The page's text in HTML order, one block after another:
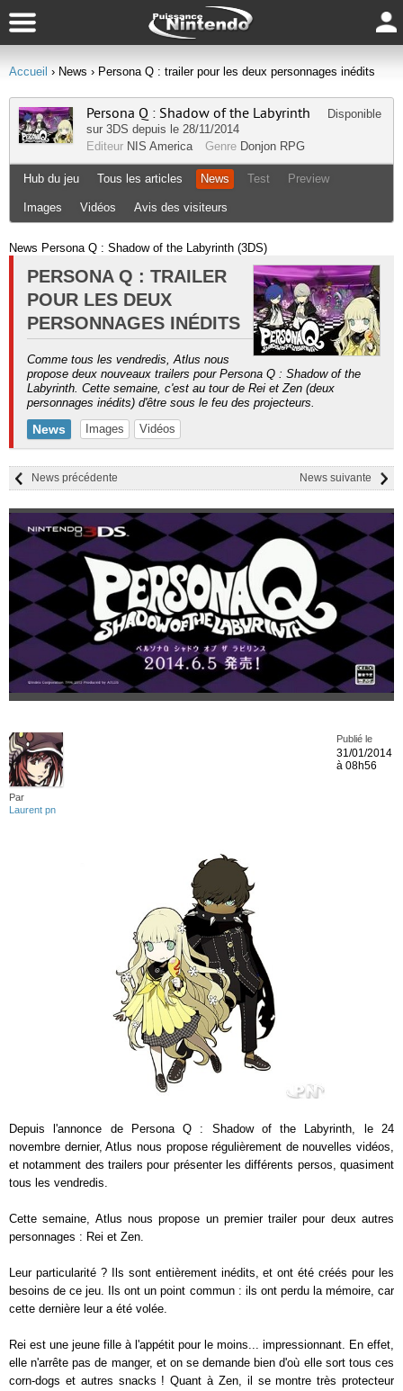
Accueil › News › Persona Q : trailer pour les deux personnages inédits
Persona Q : Shadow of the Labyrinth
Disponible
sur 3DS depuis le 28/11/2014
Editeur NIS America Genre Donjon RPG
Hub du jeu Tous les articles News Test Preview
Images Vidéos Avis des visiteurs
News Persona Q : Shadow of the Labyrinth (3DS)
PERSONA Q : TRAILER
POUR LES DEUX
PERSONNAGES INÉDITS
Comme tous les vendredis, Atlus nous
propose deux nouveaux trailers pour Persona Q : Shadow of the
Labyrinth. Cette semaine, c'est au tour de Rei et Zen (deux
personnages inédits) d'être sous le feu des projecteurs.
News Images Vidéos
News suivante
News précédente
Par
Laurent pn
Publié le
31/01/2014
à 08h56
Depuis l'annonce de Persona Q : Shadow of the Labyrinth, le 24
novembre dernier, Atlus nous propose régulièrement de nouvelles vidéos,
et notamment des trailers pour présenter les différents persos, quasiment
tous les vendredis.
Cette semaine, Atlus nous propose un premier trailer pour deux autres
personnages : Rei et Zen.
Leur particularité ? Ils sont entièrement inédits, et ont été créés pour les
besoins de ce jeu. Ils ont un point commun : ils ont perdu la mémoire, car
cette dernière leur a été volée.
Rei est une jeune fille à l'appétit pour le moins... impressionnant. En effet,
elle n'arrête pas de manger, et on se demande bien d'où elle sort tous ces
corn-dogs et autres snacks ! Quant à Zen, il se montre très protecteur